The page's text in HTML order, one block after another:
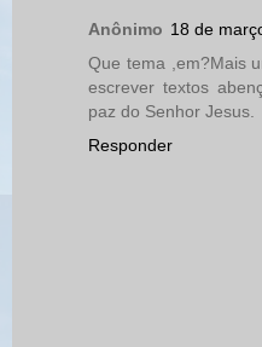
Anônimo 18 de
Que tema ,em?Mais
escrever textos
paz do Senhor Jesus.
Responder